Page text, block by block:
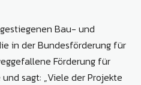
Bau- und
in der Bundesförderung für
Förderung für
sagt: „Viele der Projekte